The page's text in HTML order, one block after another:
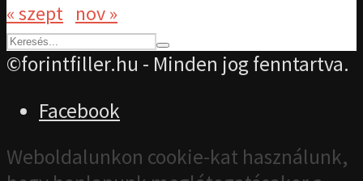
« szept nov »
©forintfiller.hu - Minden jog fenntartva.
Facebook
Weboldalunkon cookie-kat használunk,